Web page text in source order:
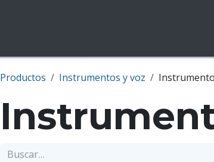
Productos Instrumentos y voz